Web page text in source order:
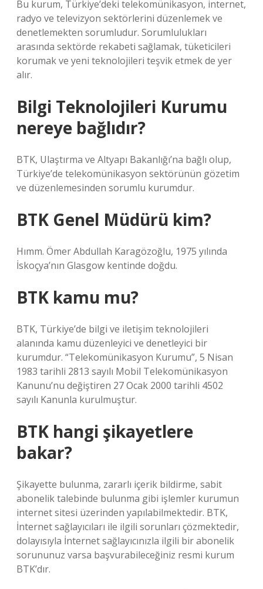
Bu kurum, Türkiye’deki telekomünikasyon, internet,
radyo ve televizyon sektörlerini düzenlemek ve
denetlemekten sorumludur. Sorumlulukları
arasında sektörde rekabeti sağlamak, tüketicileri
korumak ve yeni teknolojileri teşvik etmek de yer
alır.
Bilgi Teknolojileri Kurumu
nereye bağlıdır?
BTK, Ulaştırma ve Altyapı Bakanlığı’na bağlı olup,
Türkiye’de telekomünikasyon sektörünün gözetim
ve düzenlemesinden sorumlu kurumdur.
BTK Genel Müdürü kim?
Hımm. Ömer Abdullah Karagözoğlu, 1975 yılında
İskoçya’nın Glasgow kentinde doğdu.
BTK kamu mu?
BTK, Türkiye’de bilgi ve iletişim teknolojileri
alanında kamu düzenleyici ve denetleyici bir
kurumdur. “Telekomünikasyon Kurumu”, 5 Nisan
1983 tarihli 2813 sayılı Mobil Telekomünikasyon
Kanunu’nu değiştiren 27 Ocak 2000 tarihli 4502
sayılı Kanunla kurulmuştur.
BTK hangi şikayetlere
bakar?
Şikayette bulunma, zararlı içerik bildirme, sabit
abonelik talebinde bulunma gibi işlemler kurumun
internet sitesi üzerinden yapılabilmektedir. BTK,
İnternet sağlayıcıları ile ilgili sorunları çözmektedir,
dolayısıyla İnternet sağlayıcınızla ilgili bir abonelik
sorununuz varsa başvurabileceğiniz resmi kurum
BTK’dır.